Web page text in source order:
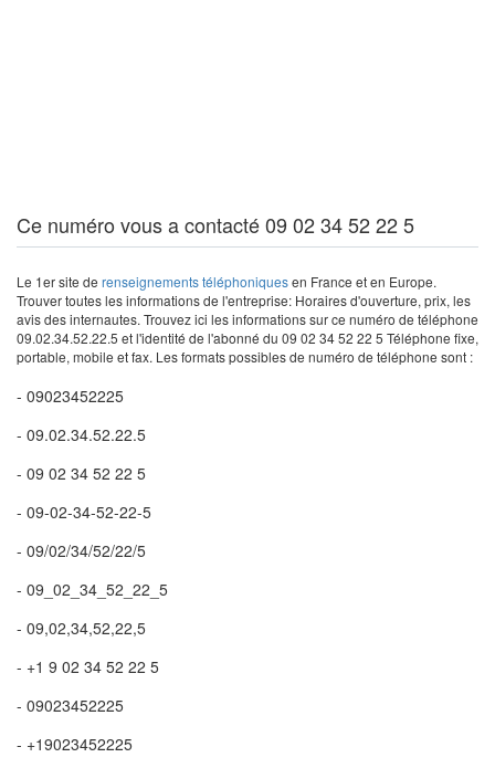
Ce numéro vous a contacté 09 02 34 52 22 5
Le 1er site de renseignements téléphoniquesen France et en Europe.
Trouver toutes les informations de l'entreprise: Horaires d'ouverture, prix, les
avis des internautes. Trouvez ici les informations sur ce numéro de téléphone
09.02.34.52.22.5 et l'identité de l'abonné du 09 02 34 52 22 5 Téléphone fixe,
portable, mobile et fax. Les formats possibles de numéro de téléphone sont :
- 09023452225
- 09.02.34.52.22.5
- 09 02 34 52 22 5
- 09-02-34-52-22-5
- 09/02/34/52/22/5
- 09_02_34_52_22_5
- 09,02,34,52,22,5
- +1 9 02 34 52 22 5
- 09023452225
- +19023452225